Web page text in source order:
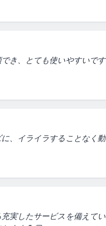
き、とても使いやすいで
、イライラすることなく
実したサービスを備えて